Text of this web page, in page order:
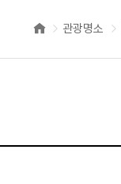
관광명소